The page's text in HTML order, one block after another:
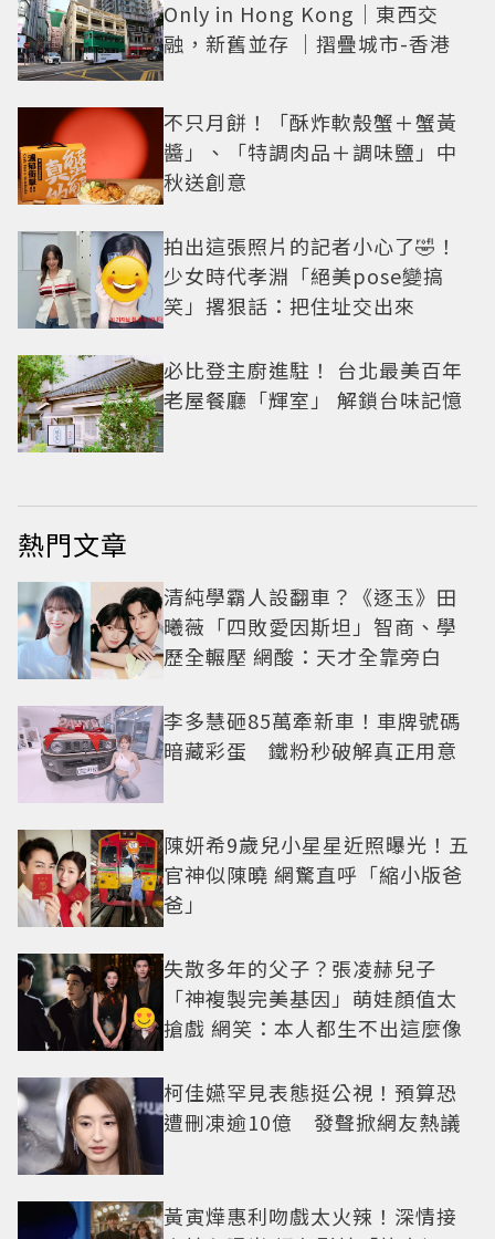
Only in Hong Kong｜東西交
融，新舊並存 ｜摺疊城市-香港
不只月餅！「酥炸軟殼蟹＋蟹黃
醬」、「特調肉品＋調味鹽」中
秋送創意
拍出這張照片的記者小心了🤣！
少女時代孝淵「絕美pose變搞
笑」撂狠話：把住址交出來
必比登主廚進駐！ 台北最美百年
老屋餐廳「輝室」 解鎖台味記憶
熱門文章
清純學霸人設翻車？《逐玉》田
曦薇「四敗愛因斯坦」智商、學
歷全輾壓 網酸：天才全靠旁白
李多慧砸85萬牽新車！車牌號碼
暗藏彩蛋 鐵粉秒破解真正用意
陳妍希9歲兒小星星近照曝光！五
官神似陳曉 網驚直呼「縮小版爸
爸」
失散多年的父子？張凌赫兒子
「神複製完美基因」萌娃顏值太
搶戲 網笑：本人都生不出這麼像
柯佳嬿罕見表態挺公視！預算恐
遭刪凍逾10億 發聲掀網友熱議
黃寅燁惠利吻戲太火辣！深情接